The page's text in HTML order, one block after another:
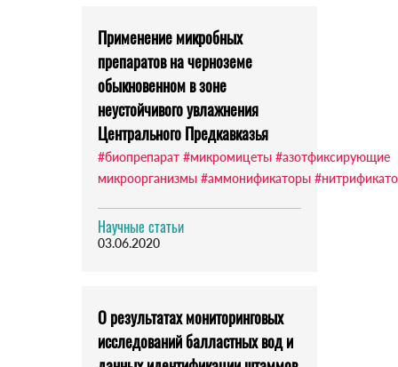
Применение микробных
препаратов на черноземе
обыкновенном в зоне
неустойчивого увлажнения
Центрального Предкавказья
#биопрепарат #микромицеты #азотфиксирующие
микроорганизмы #аммонификаторы
Научные статьи
03.06.2020
О результатах мониторинговых
исследований балластных вод и